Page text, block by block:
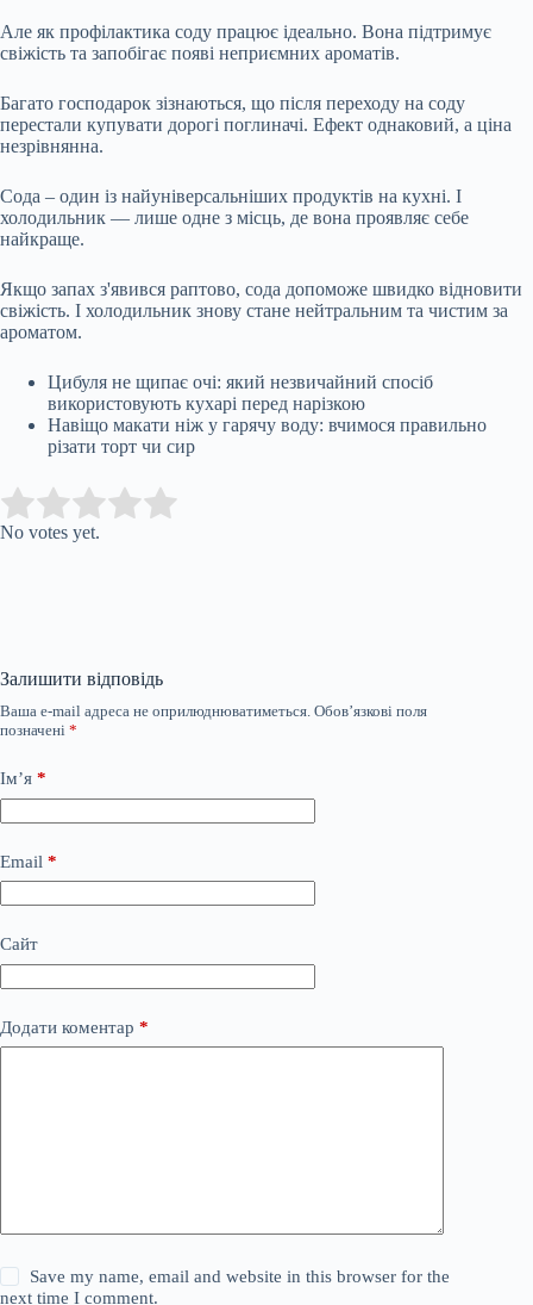
Але як профілактика соду працює ідеально. Вона підтримує
свіжість та запобігає появі неприємних ароматів.
Багато господарок зізнаються, що після переходу на соду
перестали купувати дорогі поглиначі. Ефект однаковий, а ціна
незрівнянна.
Сода – один із найуніверсальніших продуктів на кухні. І
холодильник — лише одне з місць, де вона проявляє себе
найкраще.
Якщо запах з'явився раптово, сода допоможе швидко відновити
свіжість. І холодильник знову стане нейтральним та чистим за
ароматом.
Цибуля не щипає очі: який незвичайний спосіб
використовують кухарі перед нарізкою
Навіщо макати ніж у гарячу воду: вчимося правильно
різати торт чи сир
Rate this item:
No votes yet.
Залишити відповідь
Ваша e-mail адреса не оприлюднюватиметься. Обов’язкові поля
позначені *
Ім’я *
Email *
Сайт
Додати коментар *
Save my name, email and website in this browser for the
next time I comment.